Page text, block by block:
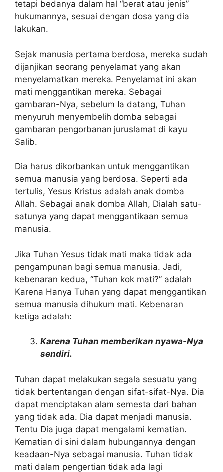
tetapi bedanya dalam hal “berat atau jenis”
hukumannya, sesuai dengan dosa yang dia
lakukan.
Sejak manusia pertama berdosa, mereka sudah
dijanjikan seorang penyelamat yang akan
menyelamatkan mereka. Penyelamat ini akan
mati menggantikan mereka. Sebagai
gambaran-Nya, sebelum Ia datang, Tuhan
menyuruh menyembelih domba sebagai
gambaran pengorbanan juruslamat di kayu
Salib.
Dia harus dikorbankan untuk menggantikan
semua manusia yang berdosa. Seperti ada
tertulis, Yesus Kristus adalah anak domba
Allah. Sebagai anak domba Allah, Dialah satu-
satunya yang dapat menggantikaan semua
manusia.
Jika Tuhan Yesus tidak mati maka tidak ada
pengampunan bagi semua manusia. Jadi,
kebenaran kedua, “Tuhan kok mati?” adalah
Karena Hanya Tuhan yang dapat menggantikan
semua manusia dihukum mati. Kebenaran
ketiga adalah:
Karena Tuhan memberikan nyawa-Nya
sendiri.
Tuhan dapat melakukan segala sesuatu yang
tidak bertentangan dengan sifat-sifat-Nya. Dia
dapat menciptakan alam semesta dari bahan
yang tidak ada. Dia dapat menjadi manusia.
Tentu Dia juga dapat mengalami kematian.
Kematian di sini dalam hubungannya dengan
keadaan-Nya sebagai manusia. Tuhan tidak
mati dalam pengertian tidak ada lagi